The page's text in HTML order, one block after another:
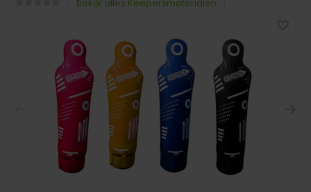
Bekijk alles Keepersmaterialen